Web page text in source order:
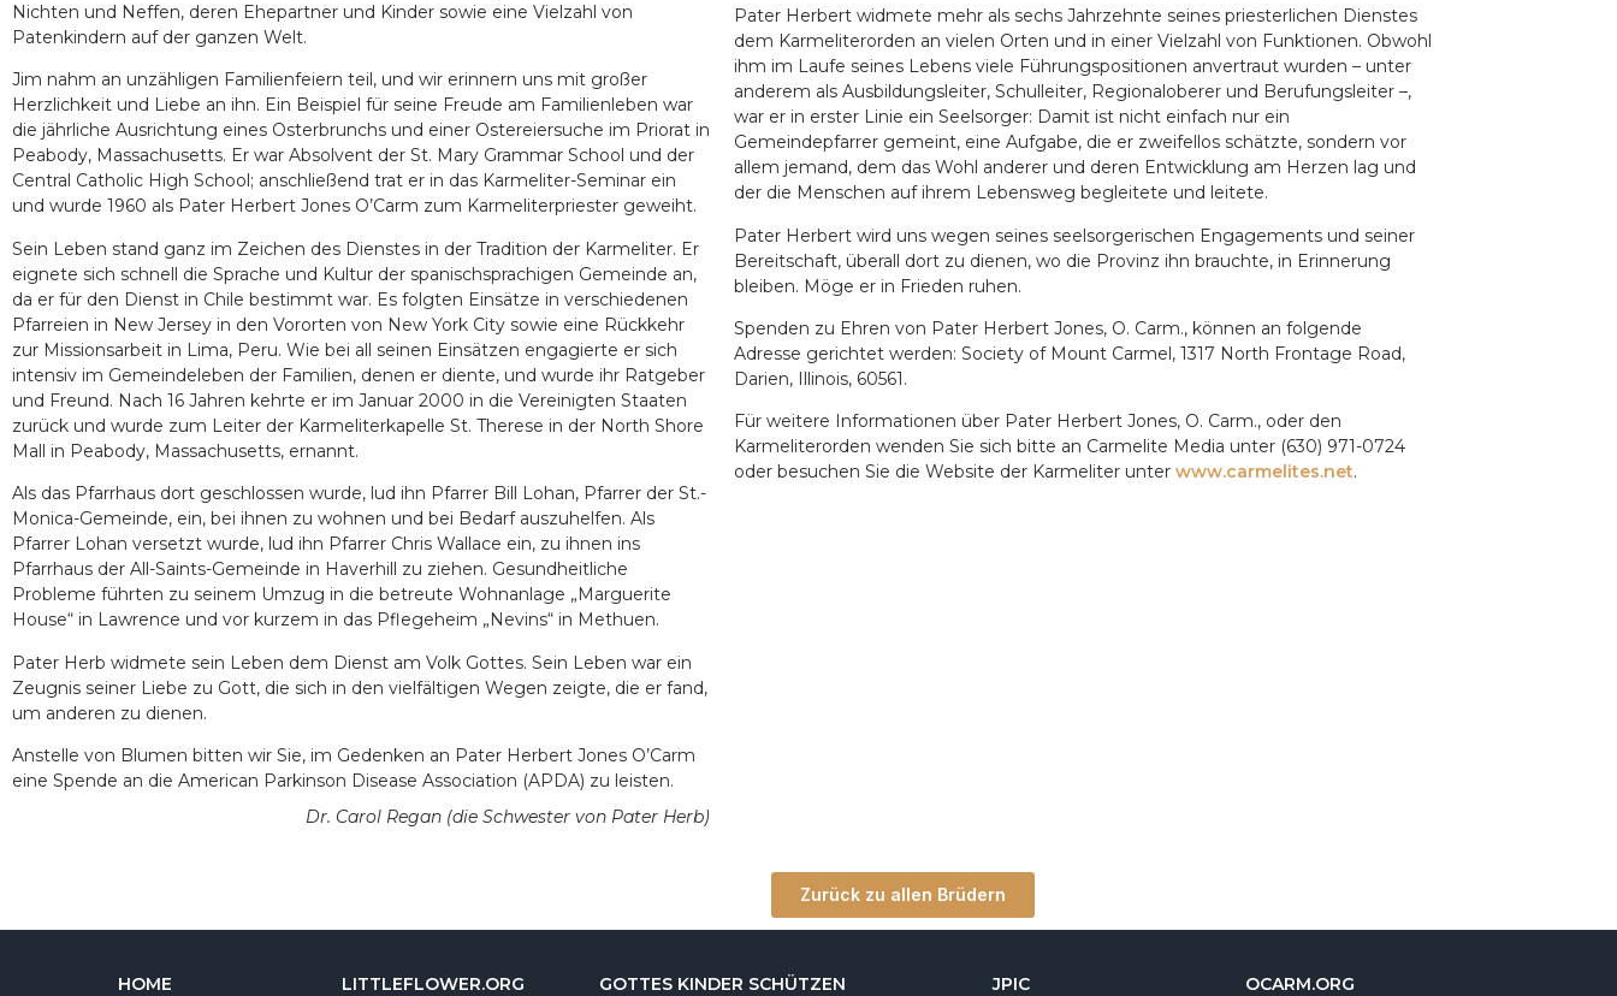
Pater Herbert widmete mehr als sechs Jahrzehnte seines priesterlichen Dienstes
dem Karmeliterorden an vielen Orten und in einer Vielzahl von Funktionen. Obwohl
ihm im Laufe seines Lebens viele Führungspositionen anvertraut wurden – unter
anderem als Ausbildungsleiter, Schulleiter, Regionaloberer und Berufungsleiter –,
war er in erster Linie ein Seelsorger: Damit ist nicht einfach nur ein
Gemeindepfarrer gemeint, eine Aufgabe, die er zweifellos schätzte, sondern vor
allem jemand, dem das Wohl anderer und deren Entwicklung am Herzen lag und
der die Menschen auf ihrem Lebensweg begleitete und leitete.
Pater Herbert wird uns wegen seines seelsorgerischen Engagements und seiner
Bereitschaft, überall dort zu dienen, wo die Provinz ihn brauchte, in Erinnerung
bleiben. Möge er in Frieden ruhen.
Spenden zu Ehren von Pater Herbert Jones, O. Carm., können an folgende
Adresse gerichtet werden: Society of Mount Carmel, 1317 North Frontage Road,
Darien, Illinois, 60561.
Für weitere Informationen über Pater Herbert Jones, O. Carm., oder den
Karmeliterorden wenden Sie sich bitte an Carmelite Media unter (630) 971-0724
oder besuchen Sie die Website der Karmeliter unter www.carmelites.net.
Nichten und Neffen, deren Ehepartner und Kinder sowie eine Vielzahl von
Patenkindern auf der ganzen Welt.
Jim nahm an unzähligen Familienfeiern teil, und wir erinnern uns mit großer
Herzlichkeit und Liebe an ihn. Ein Beispiel für seine Freude am Familienleben war
die jährliche Ausrichtung eines Osterbrunchs und einer Ostereiersuche im Priorat in
Peabody, Massachusetts. Er war Absolvent der St. Mary Grammar School und der
Central Catholic High School; anschließend trat er in das Karmeliter-Seminar ein
und wurde 1960 als Pater Herbert Jones O’Carm zum Karmeliterpriester geweiht.
Sein Leben stand ganz im Zeichen des Dienstes in der Tradition der Karmeliter. Er
eignete sich schnell die Sprache und Kultur der spanischsprachigen Gemeinde an,
da er für den Dienst in Chile bestimmt war. Es folgten Einsätze in verschiedenen
Pfarreien in New Jersey in den Vororten von New York City sowie eine Rückkehr
zur Missionsarbeit in Lima, Peru. Wie bei all seinen Einsätzen engagierte er sich
intensiv im Gemeindeleben der Familien, denen er diente, und wurde ihr Ratgeber
und Freund. Nach 16 Jahren kehrte er im Januar 2000 in die Vereinigten Staaten
zurück und wurde zum Leiter der Karmeliterkapelle St. Therese in der North Shore
Mall in Peabody, Massachusetts, ernannt.
Als das Pfarrhaus dort geschlossen wurde, lud ihn Pfarrer Bill Lohan, Pfarrer der St.-
Monica-Gemeinde, ein, bei ihnen zu wohnen und bei Bedarf auszuhelfen. Als
Pfarrer Lohan versetzt wurde, lud ihn Pfarrer Chris Wallace ein, zu ihnen ins
Pfarrhaus der All-Saints-Gemeinde in Haverhill zu ziehen. Gesundheitliche
Probleme führten zu seinem Umzug in die betreute Wohnanlage „Marguerite
House“ in Lawrence und vor kurzem in das Pflegeheim „Nevins“ in Methuen.
Pater Herb widmete sein Leben dem Dienst am Volk Gottes. Sein Leben war ein
Zeugnis seiner Liebe zu Gott, die sich in den vielfältigen Wegen zeigte, die er fand,
um anderen zu dienen.
Anstelle von Blumen bitten wir Sie, im Gedenken an Pater Herbert Jones O’Carm
eine Spende an die American Parkinson Disease Association (APDA) zu leisten.
Dr. Carol Regan (die Schwester von Pater Herb)
Zurück zu allen Brüdern
HOME LITTLEFLOWER.ORG GOTTES KINDER SCHÜTZEN JPIC OCARM.ORG